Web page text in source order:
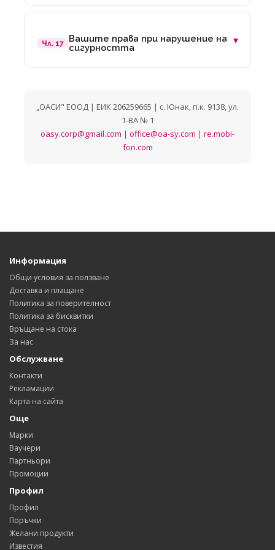
Чл. 17 Вашите права при нарушение на
сигурността
▾
„ОАСИ" ЕООД | ЕИК 206259665 | с. Юнак, п.к. 9138, ул.
1-ВА № 1
oasy.corp@gmail.com | office@oa-sy.com | re.mobi-
fon.com
Информация
Общи условия за ползване
Доставка и плащане
Политика за поверителност
Политика за бисквитки
Връщане на стока
За нас
Обслужване
Контакти
Рекламации
Карта на сайта
Още
Марки
Ваучери
Партньори
Промоции
Профил
Профил
Поръчки
Желани продукти
Известия